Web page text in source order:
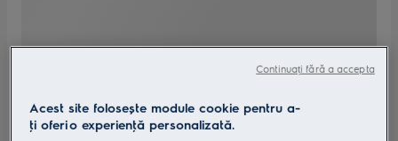
Acest site folosește module cookie pentru a-
ţi oferi o experienţă personalizată.
Continuați fără a accepta